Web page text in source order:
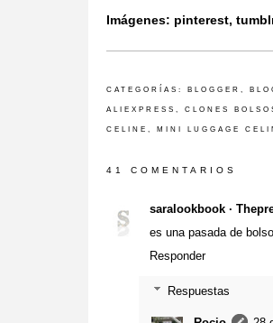
Imágenes: pinterest,
CATEGORÍAS: BLOGGER ,
ALIEXPRESS , CLONES
CELINE , MINI LUGGAGE
41 COMENTARIOS
saralookbook ·
es una pasada de
Responder
Respuestas